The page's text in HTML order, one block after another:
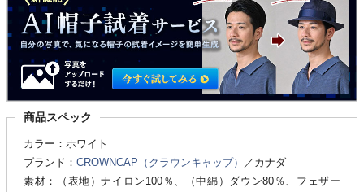
商品スペック
カラー：ホワイト
ブランド： CROWNCAP（クラウンキャップ）
／カナダ
素材：（表地）ナイロン100％、（中綿）ダウン80％、フェザー